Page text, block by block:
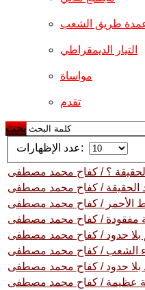
طريق الشعب
التيار الديمقراطي
مواساة
تقدم
بحث
عدد الإظهارات:
الحقيقة ؟ / كفاح محمد مصطفى
الحقيقة / كفاح محمد مصطفى
الأحمر / كفاح محمد مصطفى
مفقودة / كفاح محمد مصطفى
بلا حدود / كفاح محمد مصطفى
الشعب / كفاح محمد مصطفى
بلا حدود / كفاح محمد مصطفى
عظيمة / كفاح محمد مصطفى